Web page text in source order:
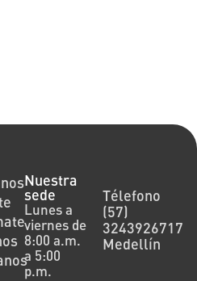
Nuestra
sede
Lunes a
viernes de
8:00 a.m.
a 5:00
p.m.
Télefono
(57)
3243926717
Medellín